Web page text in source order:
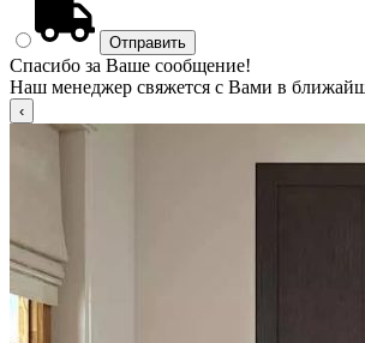
Спасибо за Ваше сообщение!
Наш менеджер свяжется с Вами в